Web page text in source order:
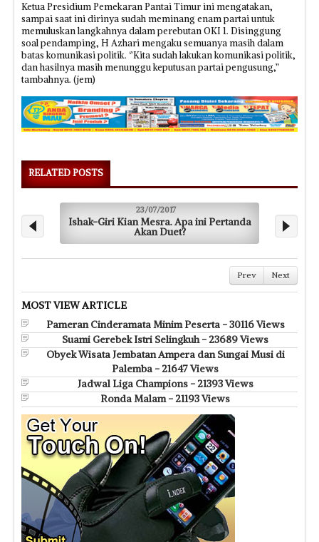
Ketua Presidium Pemekaran Pantai Timur ini mengatakan,
sampai saat ini dirinya sudah meminang enam partai untuk
memuluskan langkahnya dalam perebutan OKI 1. Disinggung
soal pendamping, H Azhari mengaku semuanya masih dalam
batas komunikasi politik. ‘’Kita sudah lakukan komunikasi politik,
dan hasilnya masih menunggu keputusan partai pengusung,”
tambahnya. (jem)
RELATED POSTS
23/07/2017
Ishak-Giri Kian Mesra. Apa ini Pertanda
Akan Duet?
Prev Next
MOST VIEW ARTICLE
Pameran Cinderamata Minim Peserta - 30116 Views
Suami Gerebek Istri Selingkuh - 23689 Views
Obyek Wisata Jembatan Ampera dan Sungai Musi di
Palemba - 21647 Views
Jadwal Liga Champions - 21393 Views
Ronda Malam - 21193 Views